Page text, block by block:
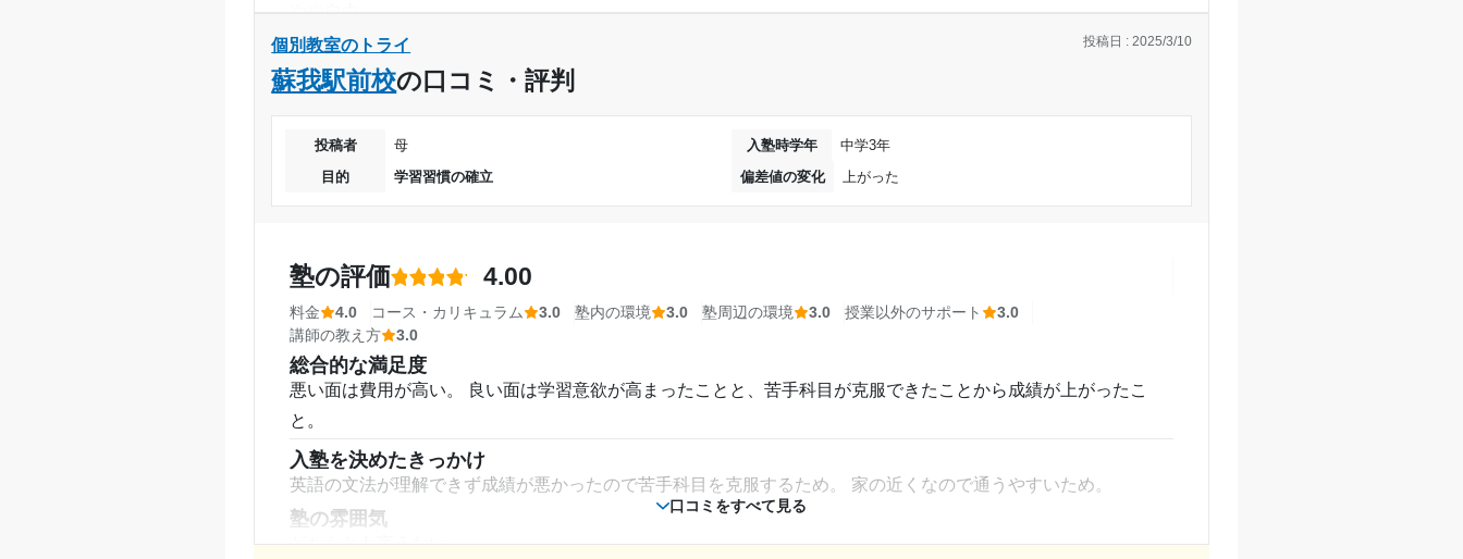
1日あたりの授業時間
月額料金
目的の達成度
志望校と合格状況
第二志望校：
合格
料金
ちょっと高いと思ったけど値段相応かなって思った。だけど合宿とかの費用が高すぎたのでもう少し低くしてっ
コース・カリキュラム
塾内の環境
自習する場所がみんなから見える場所で、机が長机だったのでもう少しプライベート感のある設備もあって欲し
かったです。
塾周辺の環境
駅近で家から近かったので雨の日はすごく便利だった。コンビニが近くにあって気分転換できた。
授業以外のサポート
自習中でもわからなかったら声をかけて丁寧に教えてくれたのでとても良かった。宿題を出してくれた。
利用詳細
通塾期間
口コミをすべて見る
個別教室のトライ
蘇我駅前校の口コミ・評判
投稿日 : 2025/3/10
投稿者 母 入塾時学年
中学3年
目的
学習習慣の確立 偏差値の変化 上がった
塾の評価 4.00
料金 4.0 コース・カリキュラム 3.0 塾内の環境 3.0 塾周辺の環境 3.0 授業以外のサポート
3.0
講師の教え方
3.0
総合的な満足度
悪い面は費用が高い。 良い面は学習意欲が高まったことと、苦手科目が克服できたことから成績が上がったこ
と。
入塾を決めたきっかけ
英語の文法が理解できず成績が悪かったので苦手科目を克服するため。 家の近くなので通うやすいため。
塾の雰囲気